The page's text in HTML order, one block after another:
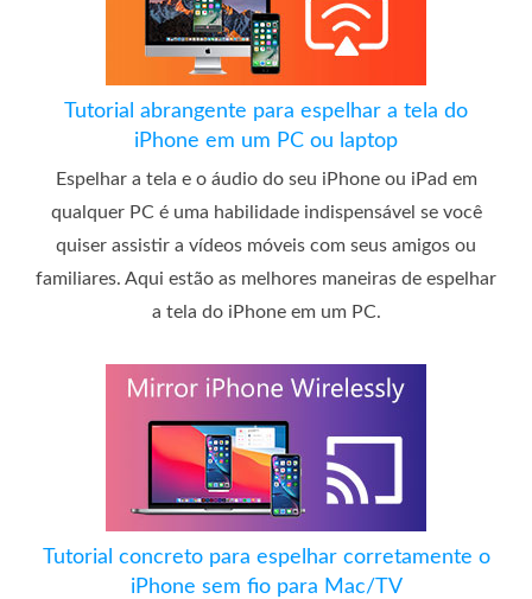
Tutorial abrangente para espelhar a tela do
iPhone em um PC ou laptop
Espelhar a tela e o áudio do seu iPhone ou iPad em
qualquer PC é uma habilidade indispensável se você
quiser assistir a vídeos móveis com seus amigos ou
familiares. Aqui estão as melhores maneiras de espelhar
a tela do iPhone em um PC.
Tutorial concreto para espelhar corretamente o
iPhone sem fio para Mac/TV